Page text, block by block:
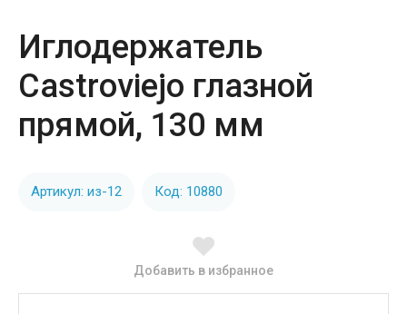
Иглодержатель
Castroviejo глазной
прямой, 130 мм
Артикул: из-12 Код: 10880
Добавить в избранное